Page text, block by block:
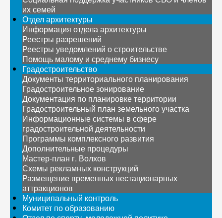
их семей
Отдел архитектуры
Информация отдела архитектуры
Реестры разрешений
Реестры уведомлений о строительстве
Помощь малому и среднему бизнесу
Градостроительство
Документы территориального планирования
Градостроительное зонирование
Документация по планировке территории
Градостроительный план земельного участка
Информационные системы в сфере
градостроительной деятельности
Программы комплексного развития
Дополнительные процедуры
Мастер-план г. Волхов
Схемы рекламных конструкций
Размещение временных нестационарных
аттракционов
Муниципальный контроль
Комитет по образованию